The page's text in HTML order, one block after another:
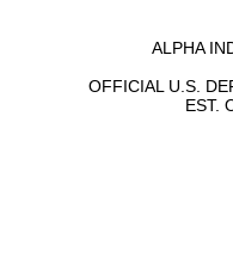
ALPHA
OFFICIAL U.S.
EST.